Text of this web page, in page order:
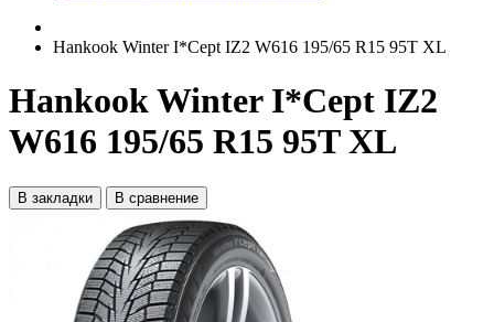
Hankook Winter I*Cept IZ2 W616 195/65 R15 95T XL
Hankook Winter I*Cept IZ2
W616 195/65 R15 95T XL
В закладки В сравнение